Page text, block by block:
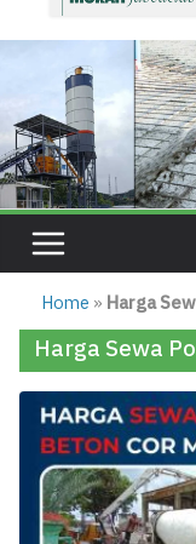
Home » Harga
Harga Sewa